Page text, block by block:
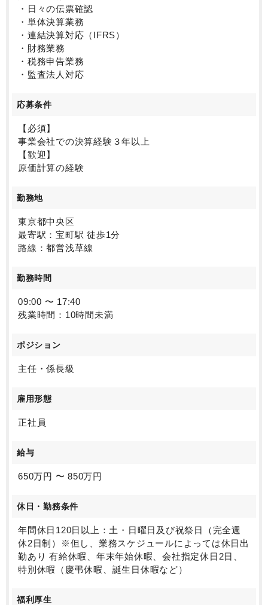
・日々の伝票確認
・単体決算業務
・連結決算対応（IFRS）
・財務業務
・税務申告業務
・監査法人対応
応募条件
【必須】
事業会社での決算経験３年以上
【歓迎】
原価計算の経験
勤務地
東京都中央区
最寄駅：宝町駅 徒歩1分
路線：都営浅草線
勤務時間
09:00 〜 17:40
残業時間：10時間未満
ポジション
主任・係長級
雇用形態
正社員
給与
650万円 〜 850万円
休日・勤務条件
年間休日120日以上：土・日曜日及び祝祭日（完全週
休2日制）※但し、業務スケジュールによっては休日出
勤あり 有給休暇、年末年始休暇、会社指定休日2日、
特別休暇（慶弔休暇、誕生日休暇など）
福利厚生